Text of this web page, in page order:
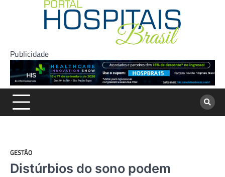
Publicidade
GESTÃO
Distúrbios do sono podem